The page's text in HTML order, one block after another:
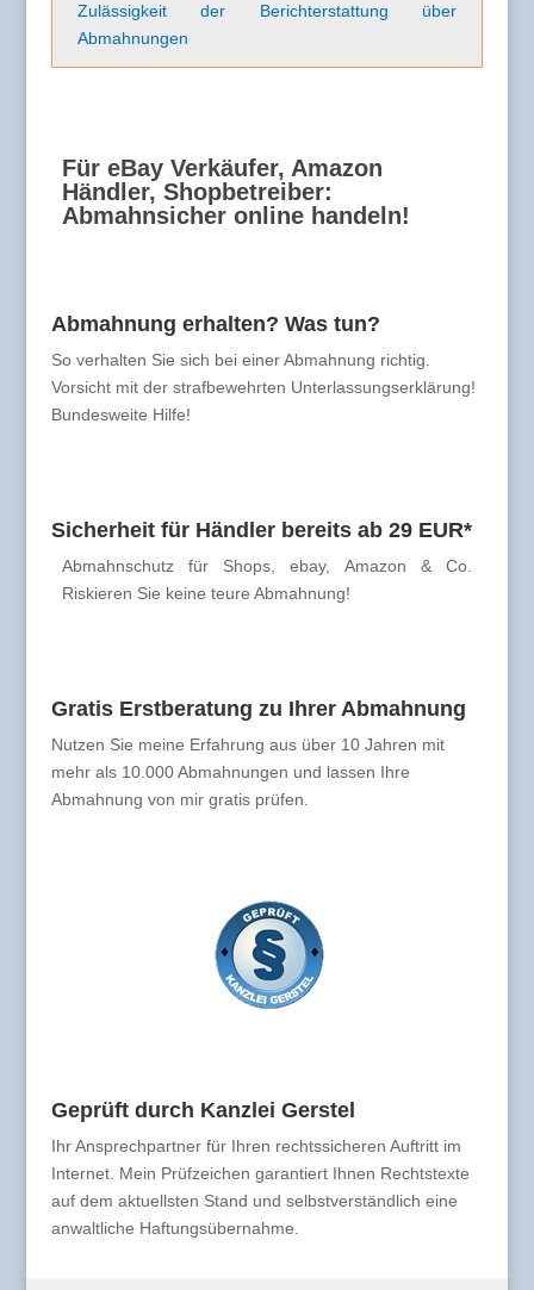
Zulässigkeit der Berichterstattung über
Abmahnungen
Für eBay Verkäufer, Amazon
Händler, Shopbetreiber:
Abmahnsicher online handeln!
Abmahnung erhalten? Was tun?
So verhalten Sie sich bei einer Abmahnung richtig.
Vorsicht mit der strafbewehrten Unterlassungserklärung!
Bundesweite Hilfe!
Sicherheit für Händler bereits ab 29 EUR*
Abmahnschutz für Shops, ebay, Amazon & Co.
Riskieren Sie keine teure Abmahnung!
Gratis Erstberatung zu Ihrer Abmahnung
Nutzen Sie meine Erfahrung aus über 10 Jahren mit
mehr als 10.000 Abmahnungen und lassen Ihre
Abmahnung von mir gratis prüfen.
Geprüft durch Kanzlei Gerstel
Ihr Ansprechpartner für Ihren rechtssicheren Auftritt im
Internet. Mein Prüfzeichen garantiert Ihnen Rechtstexte
auf dem aktuellsten Stand und selbstverständlich eine
anwaltliche Haftungsübernahme.